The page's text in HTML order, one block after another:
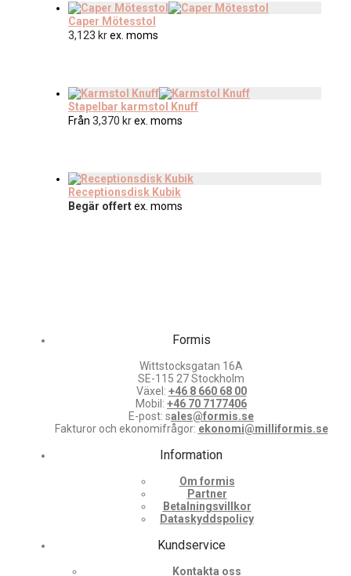
Caper Mötesstol
3,123 krex. moms
Stapelbar karmstol Knuff
Från 3,370 krex. moms
Receptionsdisk Kubik
Begär offertex. moms
Formis
Wittstocksgatan 16A
SE-115 27 Stockholm
Växel: +46 8 660 68 00
Mobil: +46 70 7177406
E-post: sales@formis.se
Fakturor och ekonomifrågor: ekonomi@milliformis.se
Information
Om formis
Partner
Betalningsvillkor
Dataskyddspolicy
Kundservice
Kontakta oss